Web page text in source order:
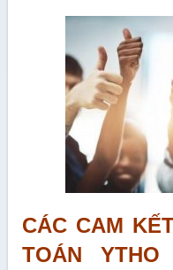
CÁC CAM
TOÁN